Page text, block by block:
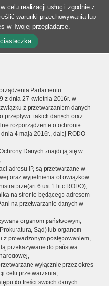
celu realizacji usług i zgodnie z
warunki przechowywania lub
w Twojej przeglądarce.
Parlamentu
z dnia 27 kwietnia 2016r. w
z przetwarzaniem danych
przepływu takich danych oraz
rozporządzenie o ochronie
4 maja 2016r., dalej RODO
Danych znajdują się w
adresu IP, są przetwarzane w
oraz wypełnienia obowiązków
ust.1 lit.c RODO),
na stronie będącego adresem
na przetwarzanie danych w
organom państwowym,
Sąd) lub organom
z prowadzonym postępowaniem,
przekazywane do państwa
wyłącznie przez okres
celu przetwarzania,
do treści swoich danych